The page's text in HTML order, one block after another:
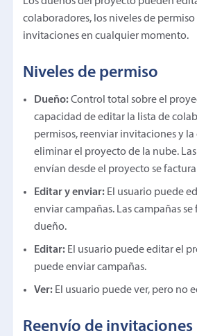
colaboradores, los niveles de
invitaciones en cualquier momento.
Niveles de permiso
Dueño:Control total sobre el
capacidad de editar la lista de
permisos, reenviar invitaciones y
eliminar el proyecto de la nube.
envían desde el proyecto se
Editar y enviar: El usuario puede
enviar campañas. Las campañas se
dueño.
Editar: El usuario puede editar el
puede enviar campañas.
Ver: El usuario puede ver, pero no
Reenvío de invitaciones